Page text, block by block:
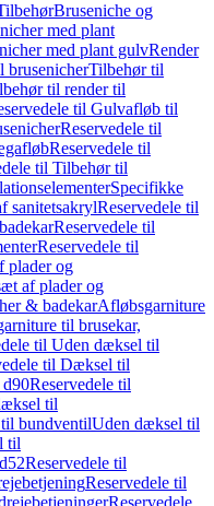
Bruseniche og
med plant
med plant gulvRender
brusenicherTilbehør til
til render til
til Gulvafløb til
Reservedele til
Reservedele til
til Tilbehør til
Specifikke
sanitetsakrylReservedele til
Reservedele til
Reservedele til
plader og
af plader og
& badekarAfløbsgarniture
til brusekar,
til Uden dæksel til
til Dæksel til
d90Reservedele til
til
bundventilUden dæksel til
til
Reservedele til
Reservedele til
Reservedele